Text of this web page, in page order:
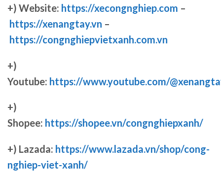
+) Website: https://xecongnghiep.com –
https://xenangtay.vn –
https://congnghiepvietxanh.com.vn
+)
Youtube: https://www.youtube.com/
+)
Shopee: https://shopee.vn/congnghiepxanh/
+) Lazada: https://www.lazada.vn/shop/cong-
nghiep-viet-xanh/